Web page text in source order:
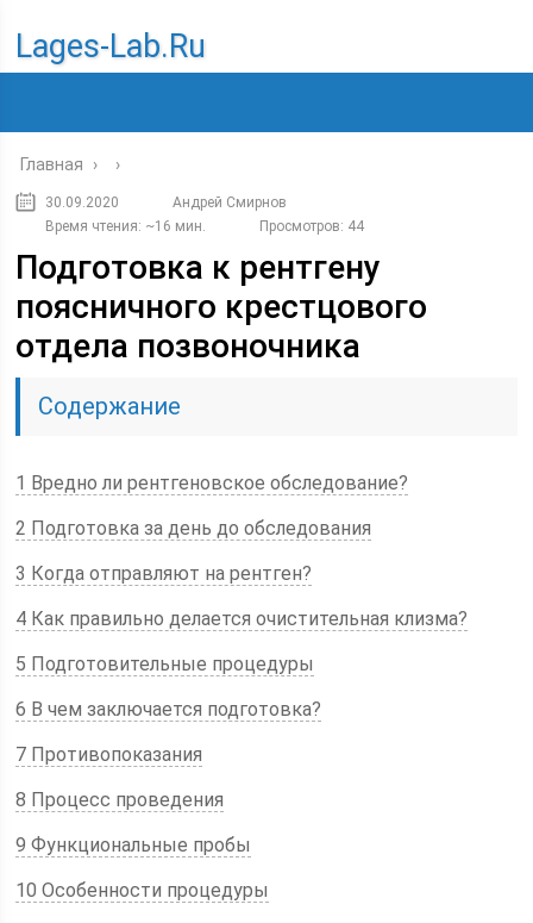
Lages-Lab.ru
Главная › ›
30.09.2020
Андрей Смирнов
Время чтения: ~16 мин.
Просмотров: 44
Подготовка к рентгену
поясничного крестцового
отдела позвоночника
Содержание
1 Вредно ли рентгеновское обследование?
2 Подготовка за день до обследования
3 Когда отправляют на рентген?
4 Как правильно делается очистительная клизма?
5 Подготовительные процедуры
6 В чем заключается подготовка?
7 Противопоказания
8 Процесс проведения
9 Функциональные пробы
10 Особенности процедуры